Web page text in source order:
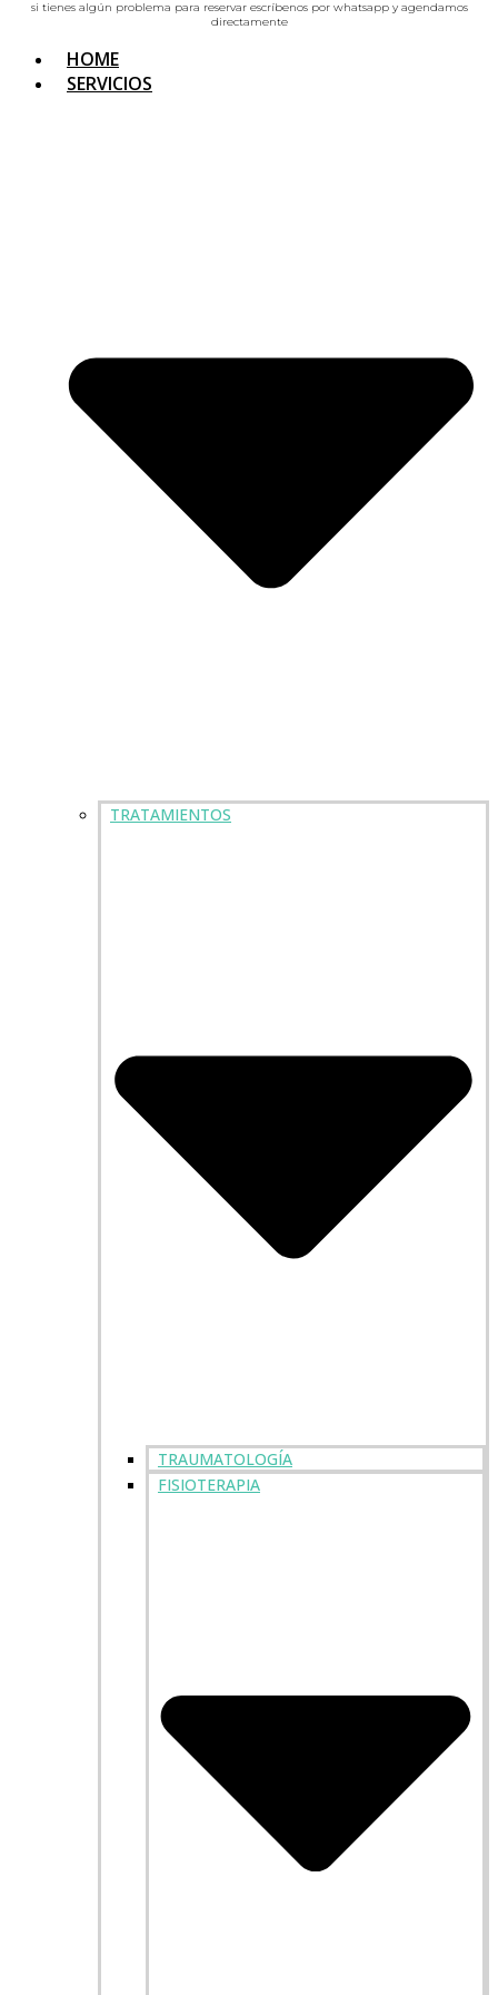
si tienes algún problema para reservar escríbenos por whatsapp y agendamos
directamente
HOME
SERVICIOS
TRATAMIENTOS
TRAUMATOLOGÍA
FISIOTERAPIA